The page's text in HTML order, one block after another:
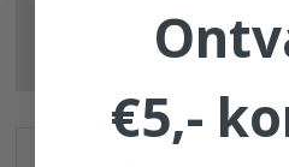
BETROKKEN
VEILIG EN
€5,-